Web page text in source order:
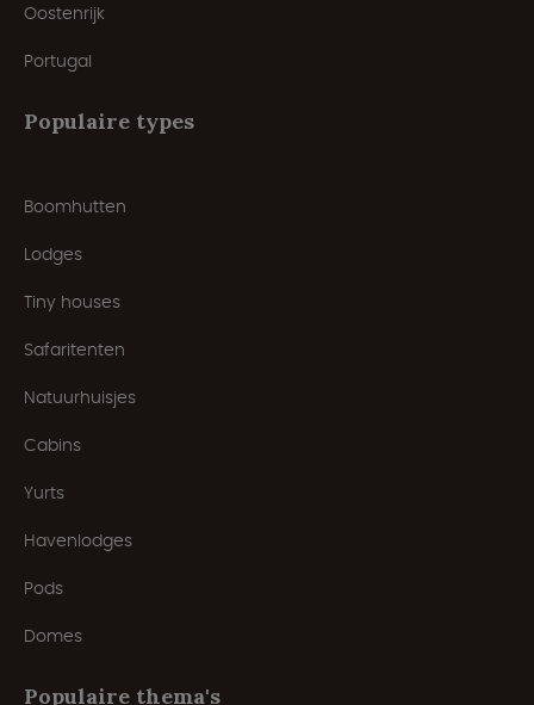
Oostenrijk
Portugal
Populaire types
Boomhutten
Lodges
Tiny houses
Safaritenten
Natuurhuisjes
Cabins
Yurts
Havenlodges
Pods
Domes
Populaire thema's